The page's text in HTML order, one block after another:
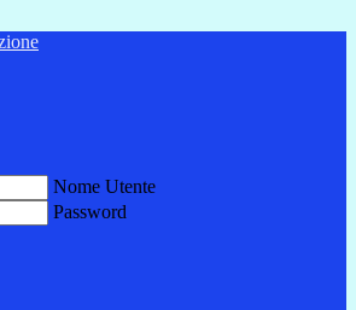
Nome Utente
Password